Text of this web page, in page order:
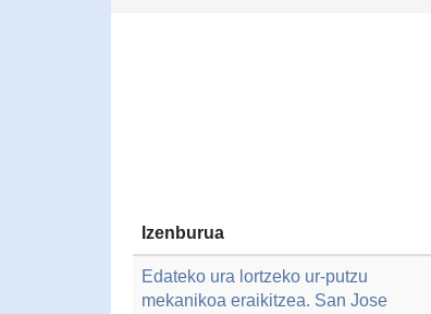
Izenburua
Edateko ura lortzeko ur-putzu
mekanikoa eraikitzea. San Jose